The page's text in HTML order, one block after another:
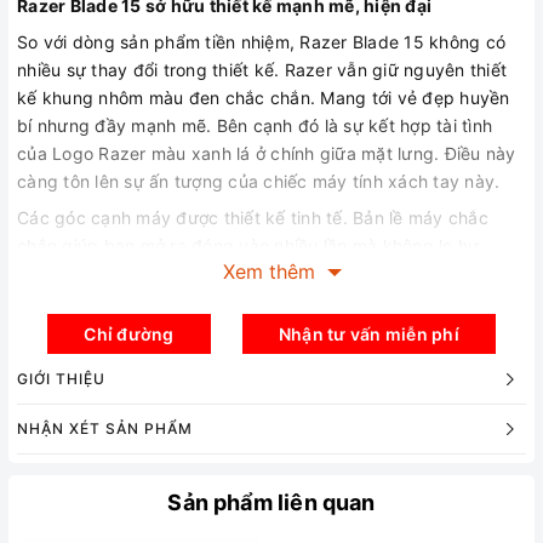
Razer Blade 15 sở hữu thiết kế mạnh mẽ, hiện đại
So với dòng sản phẩm tiền nhiệm, Razer Blade 15 không có
nhiều sự thay đổi trong thiết kế. Razer vẫn giữ nguyên thiết
kế khung nhôm màu đen chắc chắn. Mang tới vẻ đẹp huyền
bí nhưng đầy mạnh mẽ. Bên cạnh đó là sự kết hợp tài tình
của Logo Razer màu xanh lá ở chính giữa mặt lưng. Điều này
càng tôn lên sự ấn tượng của chiếc máy tính xách tay này.
Các góc cạnh máy được thiết kế tinh tế. Bản lề máy chắc
hỏng. Bên trong máy cũng được bao phủ một lớp sơn đen
phần mảnh mai nhưng không kém tính hiện đại, Razer 15
xứng đáng là chiếc máy tính xách tay gaming có kiểu dáng
chất lượng và tính di động cao so với các dòng máy đối thủ.
Màn hình sắc nét, tốc độ quét màn hình cao
tấm nền IPS giúp mở rộng góc nhìn lên tới 85%. Chiếc máy
Xem thêm
Chỉ đường Nhận tư vấn miễn phí
GIỚI THIỆU
NHẬN XÉT SẢN PHẨM
Sản phẩm liên quan